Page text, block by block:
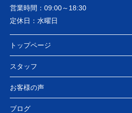
営業時間： 09:00～18:30
定休日： 水曜日
トップページ
スタッフ
お客様の声
ブログ